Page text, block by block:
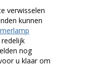
verwisselen
kunnen
nog
u klaar om